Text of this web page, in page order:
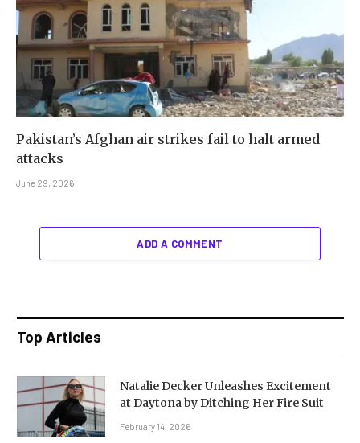
Pakistan’s Afghan air strikes fail to halt armed
attacks
June 29, 2026
ADD A COMMENT
Top Articles
Natalie Decker Unleashes Excitement
at Daytona by Ditching Her Fire Suit
February 14, 2026